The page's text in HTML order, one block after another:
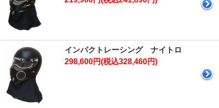
インパクトレーシング ナイトロ
298,600円(税込328,460円)